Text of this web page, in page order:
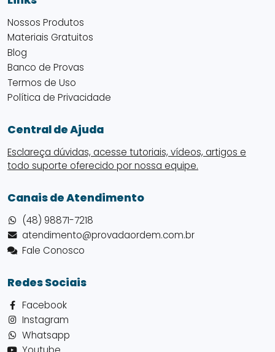
Nossos Produtos
Materiais Gratuitos
Blog
Banco de Provas
Termos de Uso
Política de Privacidade
Central de Ajuda
Esclareça dúvidas, acesse tutoriais, vídeos, artigos e
todo suporte oferecido por nossa equipe.
Canais de Atendimento
(48) 98871-7218
atendimento@provadaordem.com.br
Fale Conosco
Redes Sociais
Facebook
Instagram
Whatsapp